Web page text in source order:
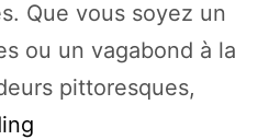
Que vous soyez un
ou un vagabond à la
pittoresques,